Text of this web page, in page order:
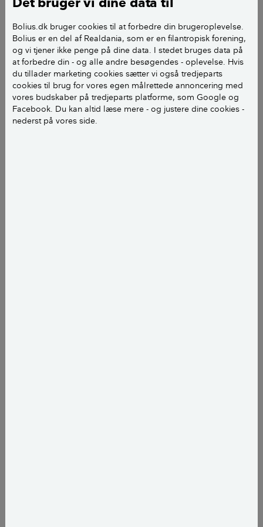
Bolius.dk bruger cookies til at forbedre din brugeroplevelse.
Bolius er en del af Realdania, som er en filantropisk forening,
og vi tjener ikke penge på dine data. I stedet bruges data på
at forbedre din - og alle andre besøgendes - oplevelse. Hvis
du tillader marketing cookies sætter vi også tredjeparts
cookies til brug for vores egen målrettede annoncering med
vores budskaber på tredjeparts platforme, som Google og
Facebook. Du kan altid læse mere - og justere dine cookies -
nederst på vores side.
1. Vi overvejer at anskaffe en vertikal vindmølle til
sommerhuset, hvor vi har gulvvarme.
Huset er 210 m2 (beliggende ud til vandet).
2. Vi overvejer også at anskaffe en til privaten. 3 plans
villa fra 1910 med fjervarme. 90 m2
i grundplan.
Vi har en elbil. Men kan det betale sig? Sådan en her